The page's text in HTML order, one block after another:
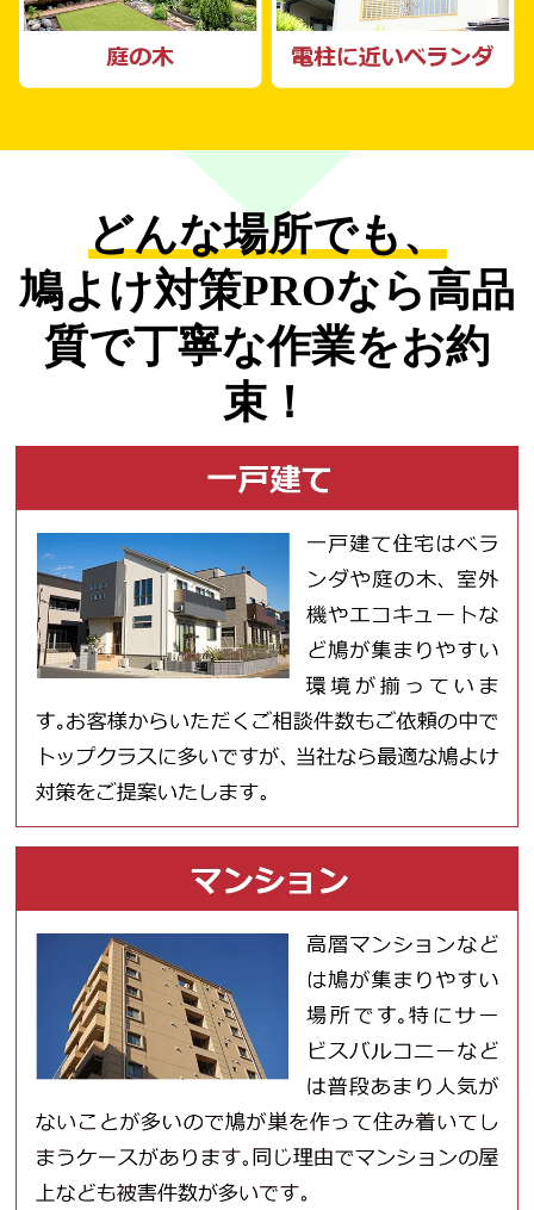
どんな場所でも、
鳩よけ対策PROなら高品
質で丁寧な作業をお約
束！